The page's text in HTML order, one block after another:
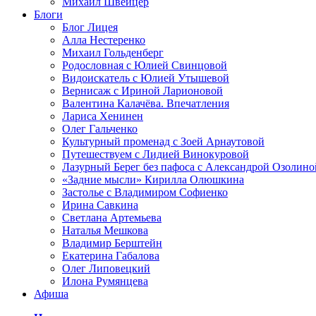
Блоги
Блог Лицея
Алла Нестеренко
Михаил Гольденберг
Родословная с Юлией Свинцовой
Видоискатель с Юлией Утышевой
Вернисаж с Ириной Ларионовой
Валентина Калачёва. Впечатления
Лариса Хенинен
Олег Гальченко
Культурный променад с Зоей Арнаутовой
Путешествуем с Лидией Винокуровой
Лазурный Берег без пафоса с Александрой
«Задние мысли» Кирилла Олюшкина
Застолье с Владимиром Софиенко
Ирина Савкина
Светлана Артемьева
Наталья Мешкова
Владимир Берштейн
Екатерина Габалова
Олег Липовецкий
Илона Румянцева
Афиша